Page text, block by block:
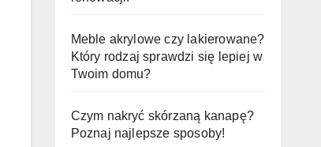
Meble akrylowe czy lakierowane?
Który rodzaj sprawdzi się lepiej w
Twoim domu?
Czym nakryć skórzaną kanapę?
Poznaj najlepsze sposoby!